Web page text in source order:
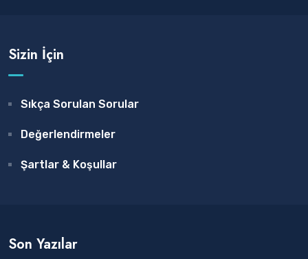
Sizin İçin
Sıkça Sorulan Sorular
Değerlendirmeler
Şartlar & Koşullar
Son Yazılar